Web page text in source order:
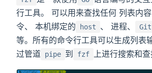
行工具。 可以用来查找任何 列表内
令、 本机绑定的
host 、 进程、 Git
等。所有的命令行工具可以生成列表
过管道 pipe 到 fzf 上进行搜索和